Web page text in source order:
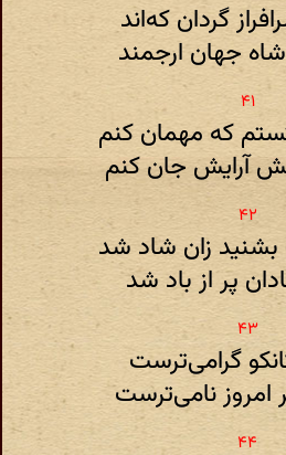
گردان که‌اند
جهان ارجمند
که مهمان کنم
آرایش جان کنم
زان شاد شد
پر از باد شد
گرامی‌ترست
امروز نامی‌ترست